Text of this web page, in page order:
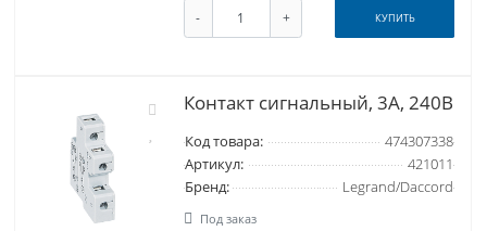
- + КУПИТЬ
Контакт сигнальный, 3А, 240В
Код товара:
474307338
Артикул:
421011
Бренд:
Legrand/Daccord
Под заказ